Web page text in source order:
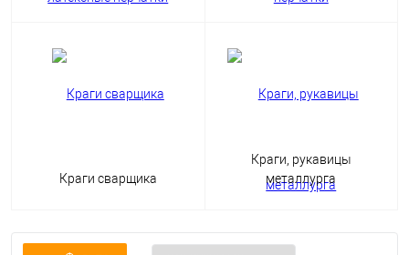
Краги сварщика
Краги, рукавицы
металлурга